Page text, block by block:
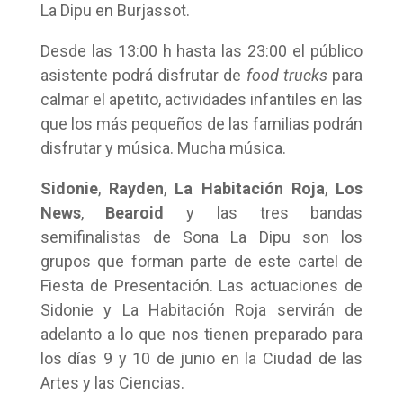
La Dipu en Burjassot.
Desde las 13:00 h hasta las 23:00 el público
asistente podrá disfrutar de food truckspara
calmar el apetito, actividades infantiles en las
que los más pequeños de las familias podrán
disfrutar y música. Mucha música.
Sidonie, Rayden, La Habitación Roja, Los
News, Bearoid
y las tres bandas
semifinalistas de Sona La Dipu son los
grupos que forman parte de este cartel de
Fiesta de Presentación. Las actuaciones de
Sidonie y La Habitación Roja servirán de
adelanto a lo que nos tienen preparado para
los días 9 y 10 de junio en la Ciudad de las
Artes y las Ciencias.